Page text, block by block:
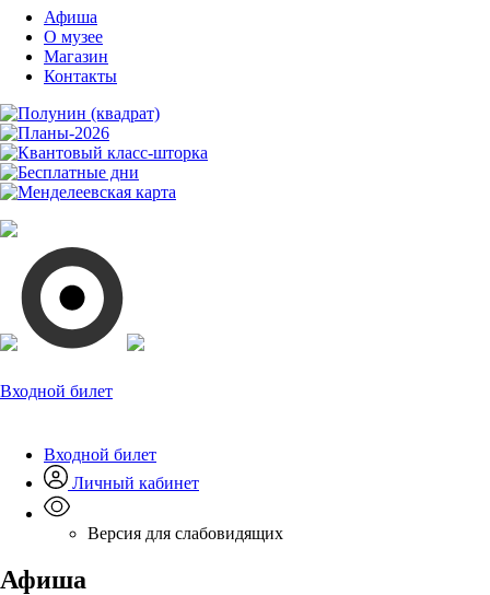
Афиша
О музее
Магазин
Контакты
Входной билет
Входной билет
Личный кабинет
Версия для слабовидящих
Афиша